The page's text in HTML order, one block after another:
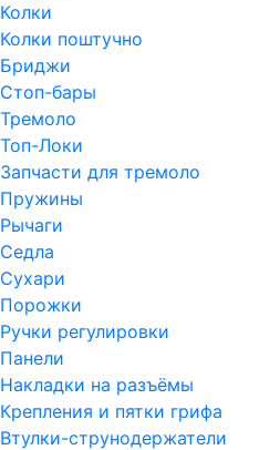
Колки
Колки поштучно
Бриджи
Стоп-бары
Тремоло
Топ-Локи
Запчасти для тремоло
Пружины
Рычаги
Седла
Сухари
Порожки
Ручки регулировки
Панели
Накладки на разъёмы
Крепления и пятки грифа
Втулки-струнодержатели